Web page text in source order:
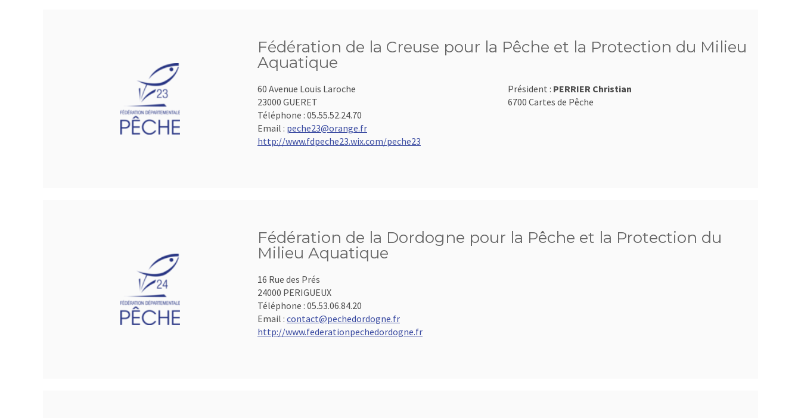
Fédération de la Creuse pour la Pêche et la Protection du Milieu
Aquatique
60 Avenue Louis Laroche
23000 GUERET
Téléphone : 05.55.52.24.70
Email : peche23@orange.fr
http://www.fdpeche23.wix.com/peche23
Président : PERRIER Christian
6700 Cartes de Pêche
Fédération de la Dordogne pour la Pêche et la Protection du
Milieu Aquatique
16 Rue des Prés
24000 PERIGUEUX
Téléphone : 05.53.06.84.20
Email : contact@pechedordogne.fr
http://www.federationpechedordogne.fr